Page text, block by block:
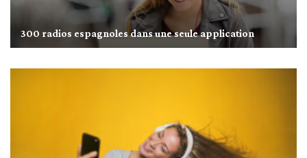
300 radios espagnoles dans une seule application